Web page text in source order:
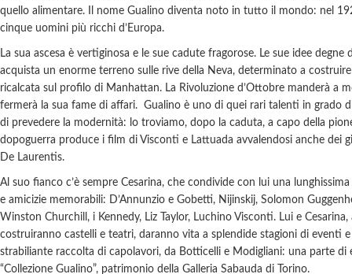
quello alimentare. Il nome Gualino diventa noto in tutto il mondo: nel
cinque uomini più ricchi d’Europa.
La sua ascesa è vertiginosa e le sue cadute fragorose. Le sue idee
acquista un enorme terreno sulle rive della Neva, determinato a
ricalcata sul profilo di Manhattan. La Rivoluzione d’Ottobre manderà a
fermerà la sua fame di affari. Gualino è uno di quei rari talenti in grado
di prevedere la modernità: lo troviamo, dopo la caduta, a capo della
dopoguerra produce i film di Visconti e Lattuada avvalendosi anche dei
De Laurentis.
Al suo fianco c’è sempre Cesarina, che condivide con lui una
e amicizie memorabili: D’Annunzio e Gobetti, Nijinskij, Solomon
Winston Churchill, i Kennedy, Liz Taylor, Luchino Visconti. Lui e
costruiranno castelli e teatri, daranno vita a splendide stagioni di eventi
strabiliante raccolta di capolavori, da Botticelli e Modigliani: una parte di
“Collezione Gualino”, patrimonio della Galleria Sabauda di Torino.